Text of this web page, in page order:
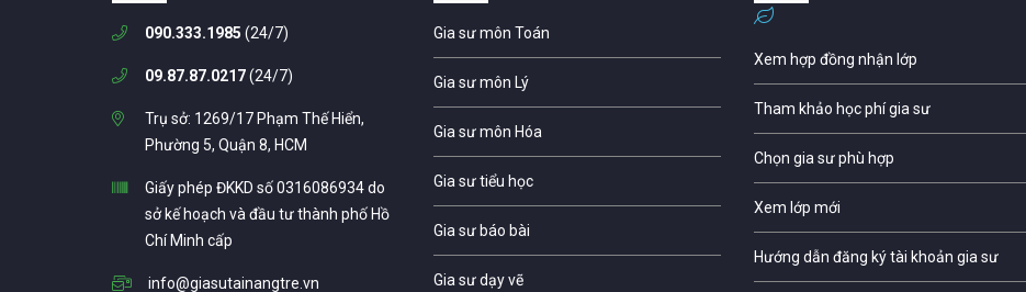
090.333.1985 (24/7)
09.87.87.0217(24/7)
Trụ sở: 1269/17 Phạm Thế Hiển,
Phường 5, Quận 8, HCM
Giấy phép ĐKKD số 0316086934 do
sở kế hoạch và đầu tư thành phố Hồ
Chí Minh cấp
info@giasutainangtre.vn
Gia sư môn Toán
Gia sư môn Lý
Gia sư môn Hóa
Gia sư tiểu học
Gia sư báo bài
Gia sư dạy vẽ
Xem hợp đồng nhận lớp
Tham khảo học phí gia sư
Chọn gia sư phù hợp
Xem lớp mới
Hướng dẫn đăng ký tài khoản gia sư